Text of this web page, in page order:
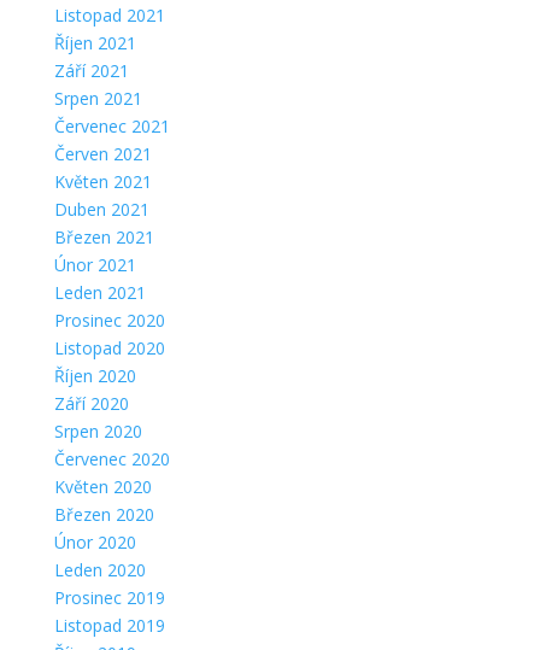
Listopad 2021
Říjen 2021
Září 2021
Srpen 2021
Červenec 2021
Červen 2021
Květen 2021
Duben 2021
Březen 2021
Únor 2021
Leden 2021
Prosinec 2020
Listopad 2020
Říjen 2020
Září 2020
Srpen 2020
Červenec 2020
Květen 2020
Březen 2020
Únor 2020
Leden 2020
Prosinec 2019
Listopad 2019